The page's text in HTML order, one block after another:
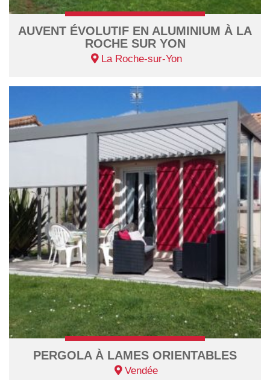
AUVENT ÉVOLUTIF EN ALUMINIUM À LA
ROCHE SUR YON
La Roche-sur-Yon
PERGOLA À LAMES ORIENTABLES
Vendée